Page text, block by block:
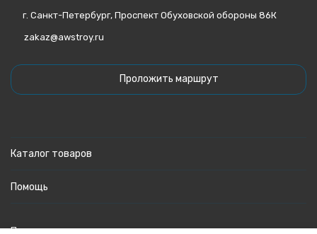
г. Санкт-Петербург, Проспект Обуховской обороны 86К
zakaz@awstroy.ru
Проложить маршрут
Каталог товаров
Помощь
Политика персональных данных